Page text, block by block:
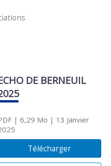
DE BERNEUIL
| 6,29 Mo | 13 Janvier
Télécharger